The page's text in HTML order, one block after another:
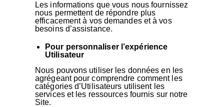
Les informations que vous nous fournissez
nous permettent de répondre plus
efficacement à vos demandes et à vos
besoins d’assistance.
Pour personnaliser l’expérience
Utilisateur
Nous pouvons utiliser les données en les
agrégeant pour comprendre comment les
catégories d’Utilisateurs utilisent les
services et les ressources fournis sur notre
Site.